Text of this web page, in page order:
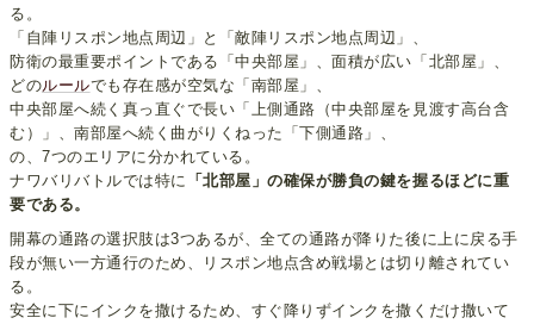
る。
「自陣リスポン地点周辺」と「敵陣リスポン地点周辺」、
防衛の最重要ポイントである「中央部屋」、面積が広い「北部屋」、
どのルールでも存在感が空気な「南部屋」、
中央部屋へ続く真っ直ぐで長い「上側通路（中央部屋を見渡す高台含
む）」、南部屋へ続く曲がりくねった「下側通路」、
の、7つのエリアに分かれている。
ナワバリバトルでは特に 「北部屋」の確保が勝負の鍵を握るほどに重
要である。
開幕の通路の選択肢は3つあるが、全ての通路が降りた後に上に戻る手
段が無い一方通行のため、リスポン地点含め戦場とは切り離されてい
る。
安全に下にインクを撒けるため、すぐ降りずインクを撒くだけ撒いて